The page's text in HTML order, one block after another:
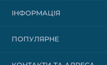
ІНФОРМАЦІЯ
ПОПУЛЯРНЕ